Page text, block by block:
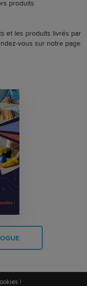
produits
et les produits livrés par
vous sur notre page